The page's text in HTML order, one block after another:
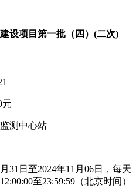
设项目第一批（四）(二次)
元
测中心站
31日至2024年11月06日，每天
至23:59:59（北京时间）